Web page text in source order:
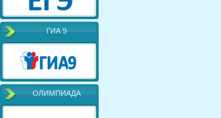
ГИА 9
ОЛИМПИАДА